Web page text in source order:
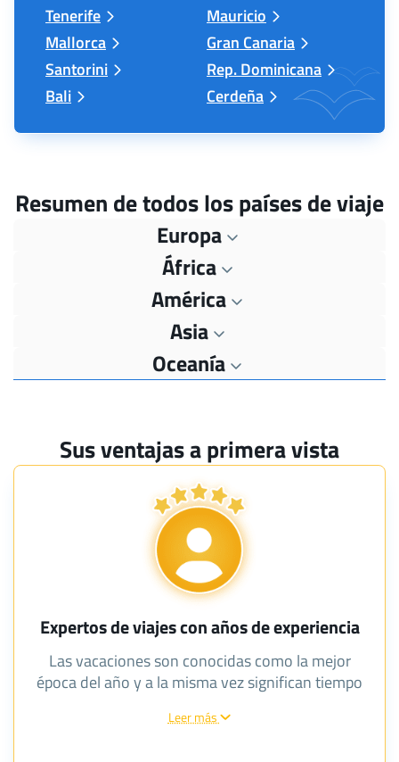
Tenerife
Mallorca
Santorini
Bali
Mauricio
Gran Canaria
Rep. Dominicana
Cerdeña
Resumen de todos los países de viaje
Europa
África
América
Asia
Oceanía
Sus ventajas a primera vista
Expertos de viajes con años de experiencia
Las vacaciones son conocidas como la mejor
época del año y a la misma vez significan tiempo
conviertan en una memoria única e inolvidable y
Leer más